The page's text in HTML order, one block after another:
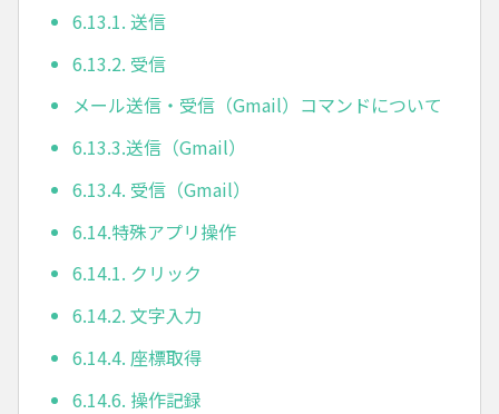
6.13.1. 送信
6.13.2. 受信
メール送信・受信（Gmail）コマンドについて
6.13.3.送信（Gmail）
6.13.4. 受信（Gmail）
6.14.特殊アプリ操作
6.14.1. クリック
6.14.2. 文字入力
6.14.4. 座標取得
6.14.6. 操作記録